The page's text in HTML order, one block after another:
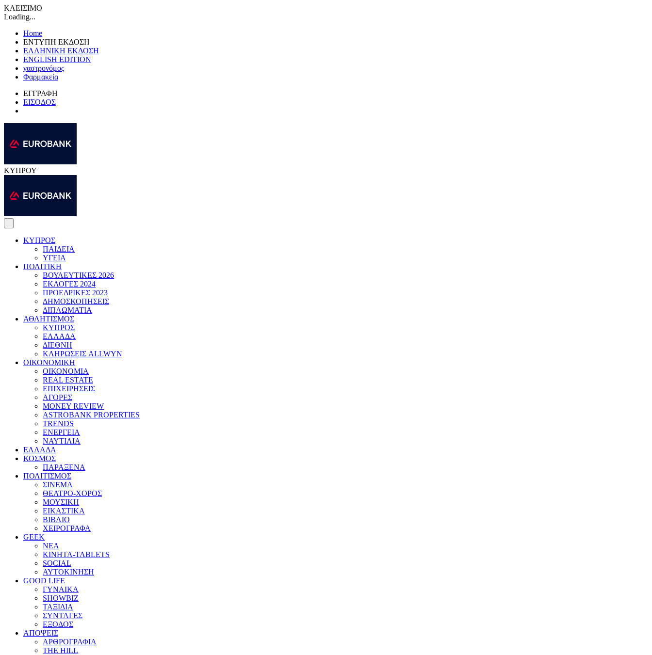
ΚΛΕΙΣΙΜΟ
Loading...
Home
ΕΝΤΥΠΗ ΕΚΔΟΣΗ
ΕΛΛΗΝΙΚΗ ΕΚΔΟΣΗ
ENGLISH EDITION
γαστρονόμος
Φαρμακεία
ΕΓΓΡΑΦΗ
ΕΙΣΟΔΟΣ
ΚΥΠΡΟΥ
ΚΥΠΡΟΣ
ΠΑΙΔΕΙΑ
ΥΓΕΙΑ
ΠΟΛΙΤΙΚΗ
ΒΟΥΛΕΥΤΙΚΕΣ 2026
ΕΚΛΟΓΕΣ 2024
ΠΡΟΕΔΡΙΚΕΣ 2023
ΔΗΜΟΣΚΟΠΗΣΕΙΣ
ΔΙΠΛΩΜΑΤΙΑ
ΑΘΛΗΤΙΣΜΟΣ
ΚΥΠΡΟΣ
ΕΛΛΑΔΑ
ΔΙΕΘΝΗ
ΚΛΗΡΩΣΕΙΣ ALLWYN
ΟΙΚΟΝΟΜΙΚΗ
ΟΙΚΟΝΟΜΙΑ
REAL ESTATE
ΕΠΙΧΕΙΡΗΣΕΙΣ
ΑΓΟΡΕΣ
MONEY REVIEW
ASTROBANK PROPERTIES
TRENDS
ΕΝΕΡΓΕΙΑ
ΝΑΥΤΙΛΙΑ
ΕΛΛΑΔΑ
ΚΟΣΜΟΣ
ΠΑΡΑΞΕΝΑ
ΠΟΛΙΤΙΣΜΟΣ
ΣΙΝΕΜΑ
ΘΕΑΤΡΟ-ΧΟΡΟΣ
ΜΟΥΣΙΚΗ
ΕΙΚΑΣΤΙΚΑ
ΒΙΒΛΙΟ
ΧΕΙΡΟΓΡΑΦΑ
GEEK
ΝΕΑ
ΚΙΝΗΤΑ-TABLETS
SOCIAL
ΑΥΤΟΚΙΝΗΣΗ
GOOD LIFE
ΓΥΝΑΙΚΑ
SHOWBIZ
ΤΑΞΙΔΙΑ
ΣΥΝΤΑΓΕΣ
ΕΞΟΔΟΣ
ΑΠΟΨΕΙΣ
ΑΡΘΡΟΓΡΑΦΙΑ
THE HILL